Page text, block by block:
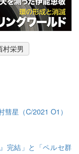
村栄男
彗星（C/2021 O1）
完結」と「ペルセ群